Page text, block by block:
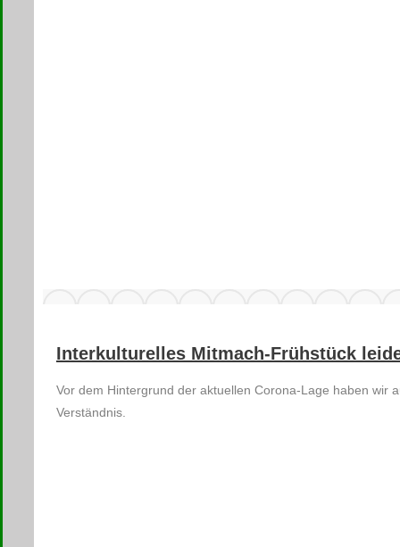
Interkulturelles Mitmach-Frühstück
Vor dem Hintergrund der aktuellen Corona-Lage haben wir
Verständnis.